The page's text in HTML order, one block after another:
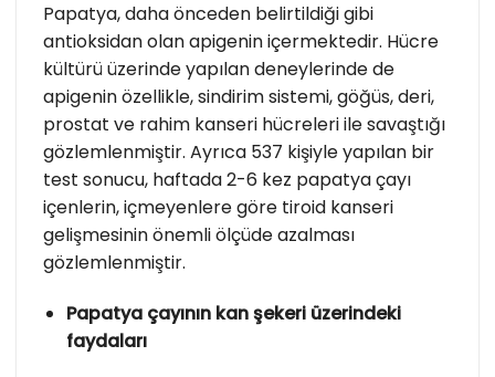
Papatya, daha önceden belirtildiği gibi
antioksidan olan apigenin içermektedir. Hücre
kültürü üzerinde yapılan deneylerinde de
apigenin özellikle, sindirim sistemi, göğüs, deri,
prostat ve rahim kanseri hücreleri ile savaştığı
gözlemlenmiştir. Ayrıca 537 kişiyle yapılan bir
test sonucu, haftada 2-6 kez papatya çayı
içenlerin, içmeyenlere göre tiroid kanseri
gelişmesinin önemli ölçüde azalması
gözlemlenmiştir.
Papatya çayının kan şekeri üzerindeki
faydaları